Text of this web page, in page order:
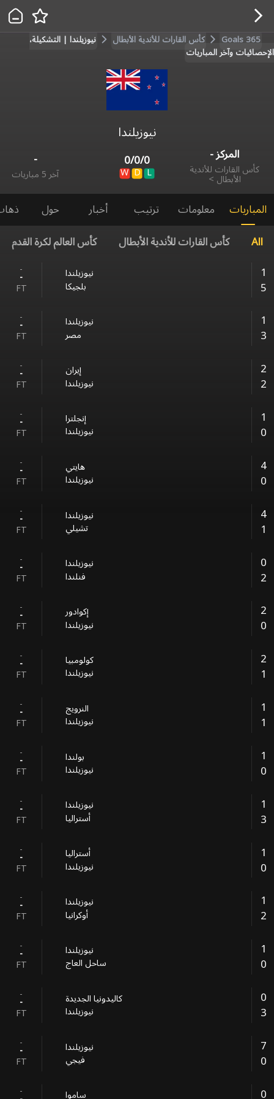
Goals 365 كأس القارات للأندية الأبطال نيوزيلندا | التشكيلة،
الإحصائيات وآخر المباريات
نيوزيلندا
المركز-
كأس القارات للأندية
الأبطال>
0/0/0
W D L
-
آخر 5 مباريات
المباريات معلومات ترتيب أخبار حول
All
كأس القارات للأندية الأبطال كأس العالم لكرة القدم
--
FT
نيوزيلندا
بلجيكا
1
5
--
FT
نيوزيلندا
مصر
1
3
--
FT
إيران
نيوزيلندا
2
2
--
FT
إنجلترا
نيوزيلندا
1
0
--
FT
هايتي
نيوزيلندا
4
0
--
FT
نيوزيلندا
تشيلي
4
1
--
FT
نيوزيلندا
فنلندا
0
2
--
FT
إكوادور
نيوزيلندا
2
0
--
FT
كولومبيا
نيوزيلندا
2
1
--
FT
النرويج
نيوزيلندا
1
1
--
FT
بولندا
نيوزيلندا
1
0
--
FT
نيوزيلندا
أستراليا
1
3
--
FT
أستراليا
نيوزيلندا
1
0
--
FT
نيوزيلندا
أوكرانيا
1
2
--
FT
نيوزيلندا
ساحل العاج
1
0
--
FT
كاليدونيا الجديدة
نيوزيلندا
0
3
--
FT
نيوزيلندا
فيجي
7
0
- 0